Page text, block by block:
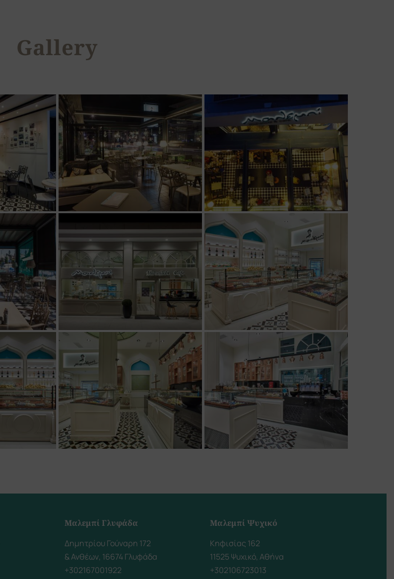
Gallery
Μαλεμπί Γλυφάδα
Δημητρίου Γούναρη 172
& Ανθέων, 16674 Γλυφάδα
+302167001922
Μαλεμπί Ψυχικό
Κηφισίας 162
11525 Ψυχικό, Αθήνα
+302106723013